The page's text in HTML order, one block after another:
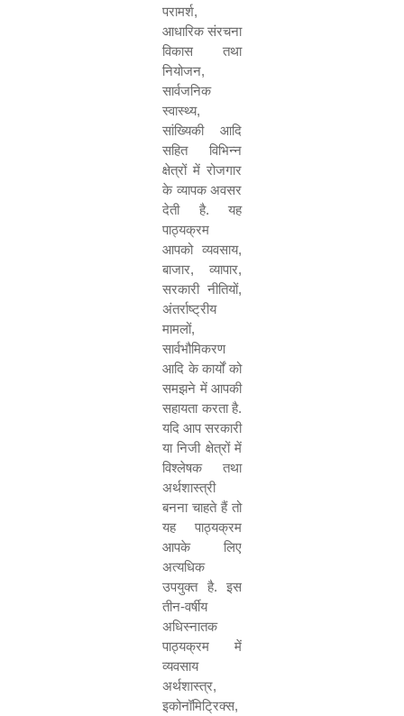
परामर्श,
आधारिक संरचना
विकास तथा
नियोजन,
सार्वजनिक
स्वास्थ्य,
सांख्यिकी आदि
सहित विभिन्न
क्षेत्रों में रोजगार
के व्यापक अवसर
देती है. यह
पाठ्यक्रम
आपको व्यवसाय,
बाजार, व्यापार,
सरकारी नीतियों,
अंतर्राष्ट्रीय
मामलों,
सार्वभौमिकरण
आदि के कार्यों को
समझने में आपकी
सहायता करता है.
यदि आप सरकारी
या निजी क्षेत्रों में
विश्लेषक तथा
अर्थशास्त्री
बनना चाहते हैं तो
यह पाठ्यक्रम
आपके लिए
अत्यधिक
उपयुक्त है. इस
तीन-वर्षीय
अधिस्नातक
पाठ्यक्रम में
व्यवसाय
अर्थशास्त्र,
इकोनॉमिट्रिक्स,